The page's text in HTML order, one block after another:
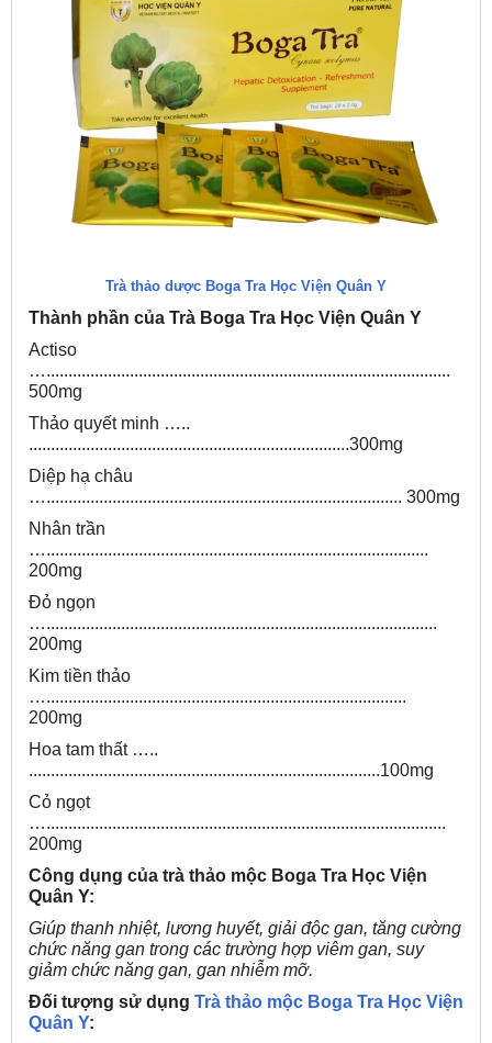
Trà thảo dược Boga Tra Học Viện Quân Y
Thành phần của Trà Boga Tra Học Viện Quân Y
Actiso
…............................................................................................
500mg
Thảo quyết minh …..
.........................................................................300mg
Diệp hạ châu
…................................................................................. 300mg
Nhân trần
….......................................................................................
200mg
Đỏ ngọn
….........................................................................................
200mg
Kim tiền thảo
…..................................................................................
200mg
Hoa tam thất …..
................................................................................100mg
Cỏ ngọt
…...........................................................................................
200mg
Công dụng của trà thảo mộc Boga Tra Học Viện
Quân Y:
Giúp thanh nhiệt, lương huyết, giải độc gan, tăng cường
chức năng gan trong các trường hợp viêm gan, suy
giảm chức năng gan, gan nhiễm mỡ.
Đối tượng sử dụng Trà thảo mộc Boga Tra Học Viện
Quân Y: